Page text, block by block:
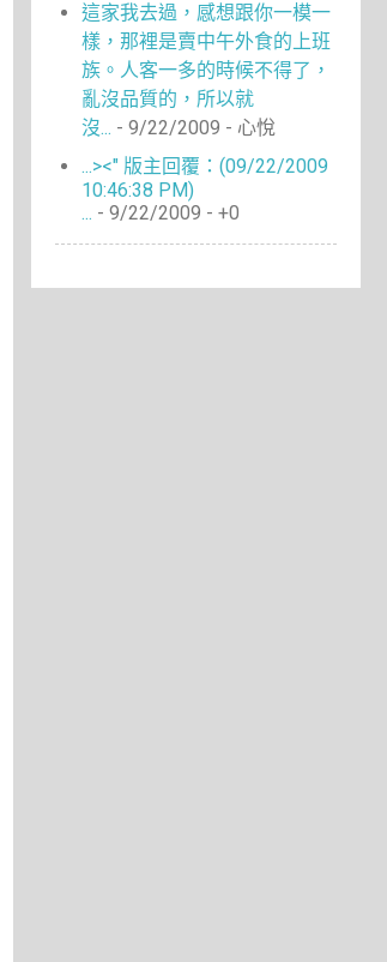
這家我去過，感想跟你一模一
樣，那裡是賣中午外食的上班
族。人客一多的時候不得了，
亂沒品質的，所以就
沒... - 9/22/2009 - 心悅
...><" 版主回覆：(09/22/2009
10:46:38 PM)
... - 9/22/2009 - +0